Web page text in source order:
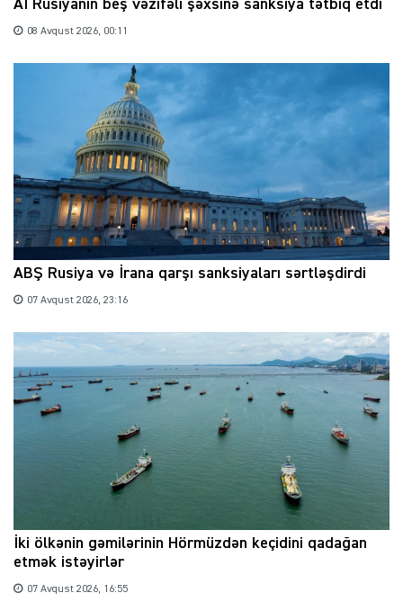
Aİ Rusiyanın beş vəzifəli şəxsinə sanksiya tətbiq etdi
08 Avqust 2026, 00:11
ABŞ Rusiya və İrana qarşı sanksiyaları sərtləşdirdi
07 Avqust 2026, 23:16
İki ölkənin gəmilərinin Hörmüzdən keçidini qadağan
etmək istəyirlər
07 Avqust 2026, 16:55